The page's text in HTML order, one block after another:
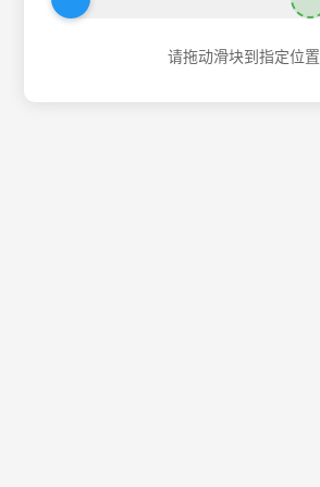
请拖动滑块到指定位置